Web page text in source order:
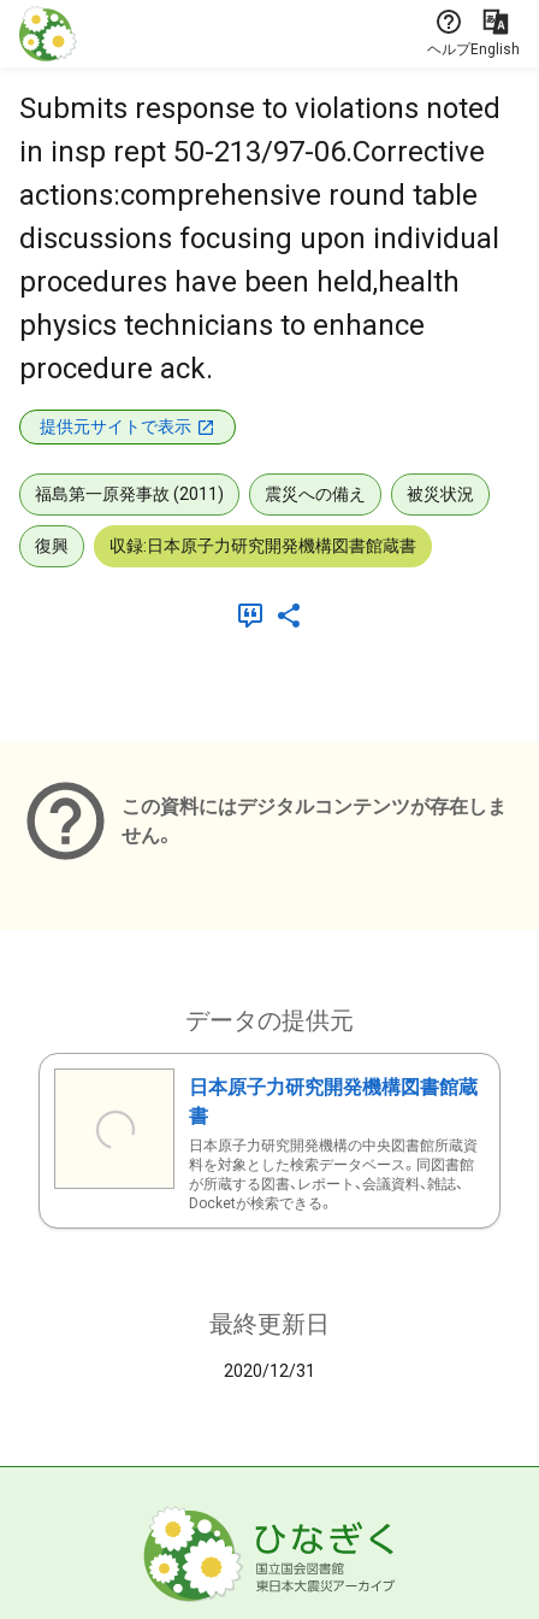
本文に飛ぶ
ヘルプEnglish
Submits response to violations noted
in insp rept 50-213/97-06.Corrective
actions:comprehensive round table
discussions focusing upon individual
procedures have been held,health
physics technicians to enhance
procedure ack.
提供元サイトで表示
福島第一原発事故 (2011) 震災への備え 被災状況
復興 収録:日本原子力研究開発機構図書館蔵書
この資料にはデジタルコンテンツが存在しま
せん。
データの提供元
日本原子力研究開発機構図書館蔵
書
日本原子力研究開発機構の中央図書館所蔵資
料を対象とした検索データベース。同図書館
が所蔵する図書、レポート、会議資料、雑誌、
Docketが検索できる。
最終更新日
2020/12/31